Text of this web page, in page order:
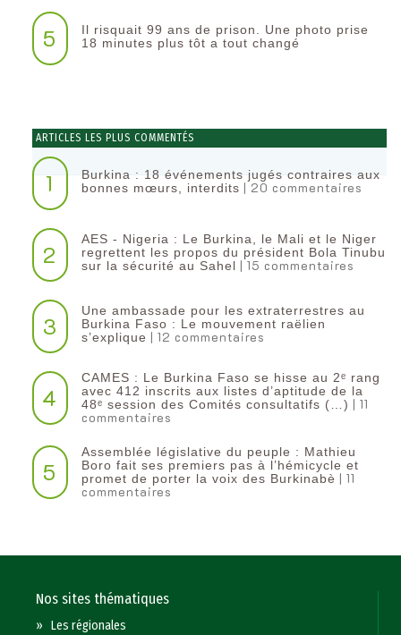
5
Il risquait 99 ans de prison. Une photo prise
18 minutes plus tôt a tout changé
ARTICLES LES PLUS COMMENTÉS
1
Burkina : 18 événements jugés contraires aux
bonnes mœurs, interdits | 20 commentaires
2
AES - Nigeria : Le Burkina, le Mali et le Niger
regrettent les propos du président Bola Tinubu
sur la sécurité au Sahel | 15 commentaires
3
Une ambassade pour les extraterrestres au
Burkina Faso : Le mouvement raëlien
s’explique | 12 commentaires
4
CAMES : Le Burkina Faso se hisse au 2ᵉ rang
avec 412 inscrits aux listes d’aptitude de la
48ᵉ session des Comités consultatifs (…) | 11
commentaires
5
Assemblée législative du peuple : Mathieu
Boro fait ses premiers pas à l’hémicycle et
promet de porter la voix des Burkinabè | 11
commentaires
Nos sites thématiques
»Les régionales